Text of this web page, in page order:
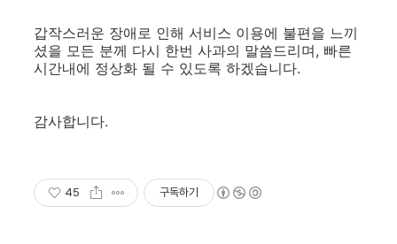
갑작스러운 장애로 인해 서비스 이용에 불편을 느끼
셨을 모든 분께 다시 한번 사과의 말씀드리며, 빠른
시간내에 정상화 될 수 있도록 하겠습니다.
감사합니다.
45 구독하기